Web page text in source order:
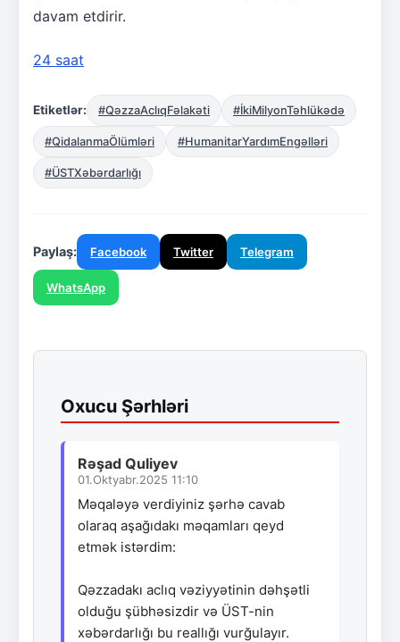
davam etdirir.
24 saat
Etiketlər: #QəzzaAclıqFəlakəti #İkiMilyonTəhlükədə
#QidalanmaÖlümləri #HumanitarYardımEngəlləri
#ÜSTXəbərdarlığı
Paylaş: Facebook Twitter Telegram
WhatsApp
Oxucu Şərhləri
Rəşad Quliyev
01.Oktyabr.2025 11:10
Məqaləyə verdiyiniz şərhə cavab
olaraq aşağıdakı məqamları qeyd
etmək istərdim:
Qəzzadakı aclıq vəziyyətinin dəhşətli
olduğu şübhəsizdir və ÜST-nin
xəbərdarlığı bu reallığı vurğulayır.